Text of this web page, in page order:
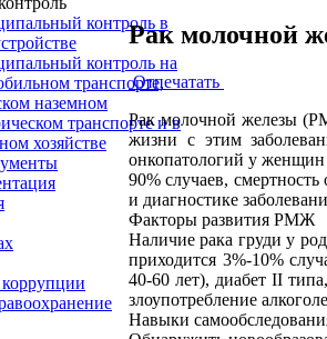
контроль в
контроль на
транспорте,
наземном
транспорте и в
хозяйстве
Рак молочной
Отпечатать
Рак молочной железы
жизни с этим
онкопатологий у женщин
90% случаев,
и диагностике
Факторы развития РМЖ
Наличие рака груди у
приходится 3%-10%
40-60 лет), диабет II
злоупотребление
Навыки